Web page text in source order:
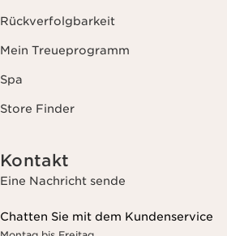
Rückverfolgbarkeit
Mein Treueprogramm
Spa
Store Finder
Kontakt
Eine Nachricht sende
Chatten Sie mit dem Kundenservice